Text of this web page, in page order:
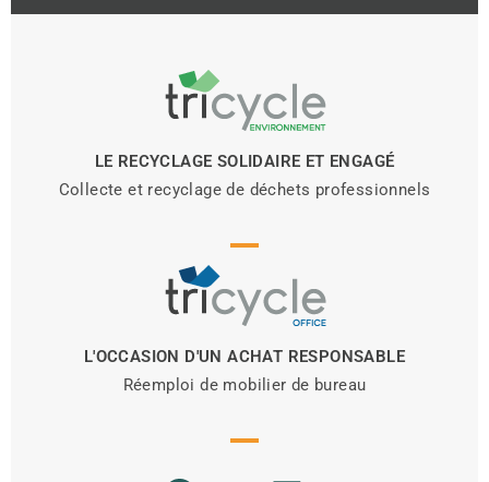
LE RECYCLAGE SOLIDAIRE ET ENGAGÉ
Collecte et recyclage de déchets professionnels
L'OCCASION D'UN ACHAT RESPONSABLE
Réemploi de mobilier de bureau